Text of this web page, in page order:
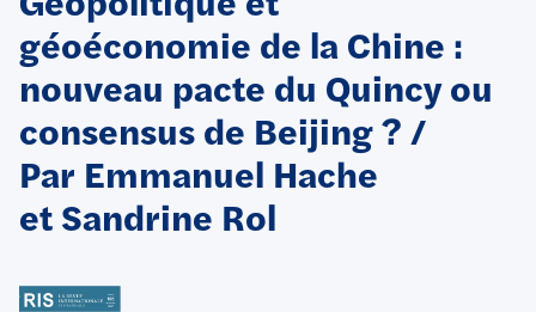
géoéconomie de la Chine :
nouveau pacte du Quincy ou
consensus de Beijing ? /
Par Emmanuel Hache
et Sandrine Rol